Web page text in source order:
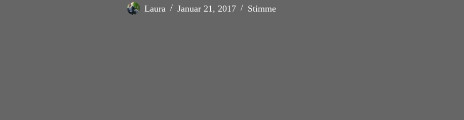
Laura Januar 21, 2017 Stimme